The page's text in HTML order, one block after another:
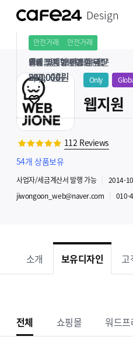
Design
Only
웹지원
112 Reviews
54개 상품보유
사업자/세금계산서 발행 가능 2014-
jiwongoon_web@naver.com
010-
소개 보유디자인 고
전체 쇼핑몰 워드프
반응형 안전거래
델케 일체형 반응형 국문
200,000원
안전거래
간단 코딩 서비스
5,600원
반응형 안전거래
델케 일체형 반응형 영문
220,000원
안전거래
모듈 유지보수
34,000원
반응형 안전거래
키위 일체형 반응형 국문
200,000원
반응형 안전거래
피케 일체형 반응형 국문
200,000원
반응형 안전거래
델케 일체형 반응형 일문
220,000원
반응형 안전거래
올스크린 반응형 국문
200,000원
반응형 안전거래
올스크린 V2 일체형 국문
200,000원
반응형 안전거래
델베 일체형 반응형 국문
200,000원
반응형 안전거래
델케 일체형 반응형 대만
220,000원
안전거래
쇼핑몰 기능 추가, 수정
89,000원